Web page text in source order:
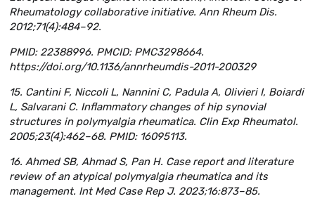
Rheumatology collaborative initiative. Ann Rheum Dis.
2012;71(4):484–92.
PMID: 22388996. PMCID: PMC3298664.
https://doi.org/10.1136/annrheumdis-2011-200329
15. Cantini F, Niccoli L, Nannini C, Padula A, Olivieri I, Boiardi
L, Salvarani C. Inflammatory changes of hip synovial
structures in polymyalgia rheumatica. Clin Exp Rheumatol.
2005;23(4):462–68. PMID: 16095113.
16. Ahmed SB, Ahmad S, Pan H. Case report and literature
review of an atypical polymyalgia rheumatica and its
management. Int Med Case Rep J. 2023;16:873–85.